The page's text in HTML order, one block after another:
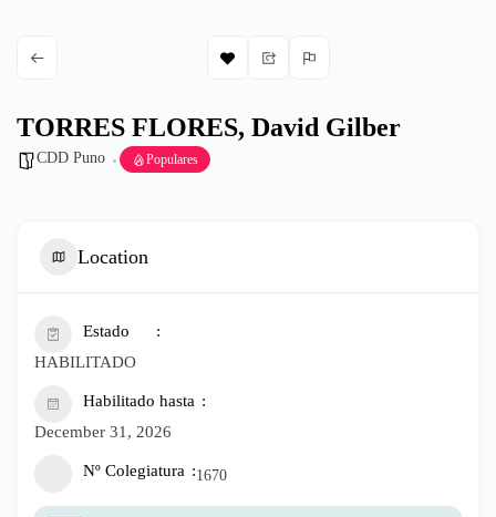
TORRES FLORES, David Gilber
CDD Puno Populares
Location
Estado
HABILITADO
Habilitado hasta
December 31, 2026
Nº Colegiatura 1670